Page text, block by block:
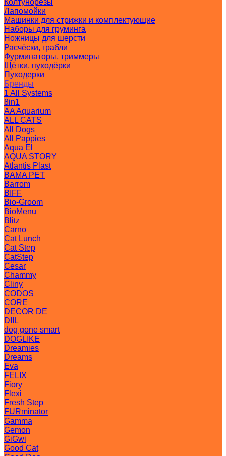
Колтунорезы
Лапомойки
Машинки для стрижки и комплектующие
Наборы для груминга
Ножницы для шерсти
Расчёски, грабли
Фурминаторы, триммеры
Щётки, пуходёрки
Пуходерки
Бренды
1 All Systems
8in1
AA Aquarium
ALL CATS
All Dogs
All Pappies
Aqua El
AQUA STORY
Atlantis Plast
BAMA PET
Barrom
BIFF
Bio-Groom
BioMenu
Blitz
Carno
Cat Lunch
Cat Step
CatStep
Cesar
Chammy
Cliny
CODOS
CORE
DECOR DE
DIIL
dog gone smart
DOGLIKE
Dreamies
Dreams
Eva
FELIX
Fiory
Flexi
Fresh Step
FURminator
Gamma
Gemon
GiGwi
Good Cat